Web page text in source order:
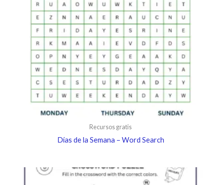
Recursos gratis
Días de la Semana – Word Search